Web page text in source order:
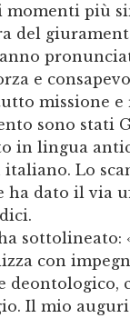
momenti più
del
e
missione e
sono stati
in lingua
Lo
dato il via
sottolineato:
con
Il mio